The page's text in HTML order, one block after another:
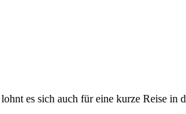
es sich auch für eine kurze Reise